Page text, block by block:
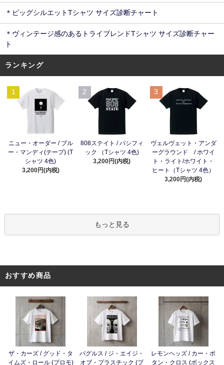
＊ビッグシルエットTシャツ サイズ診断チャート
＊ヴィンテージ感のあるトライブレンドTシャツ サイズ診断チャー
ト
ランキング
1
ニュー・オーダー / ブル
ー・マンディ(テープ) (T
シャツ 4色)
3,200円(内税)
2
808ステイト / パシフィ
ック （Tシャツ 4色)
3,200円(内税)
3
ヴェルヴェット・アンダ
ーグラウンド / ホワイ
ト・ライト/ホワイト・
ヒート（Tシャツ 4色）
3,200円(内税)
もっと見る
おすすめ商品
ザ・カーズ / グッド・タ
イムズ・ロール (プロモ)
バグルス / ジ・エイジ・
オブ・プラスチック (プ
レモンヘッズ / カー・ボ
タン・クロス (ボックス